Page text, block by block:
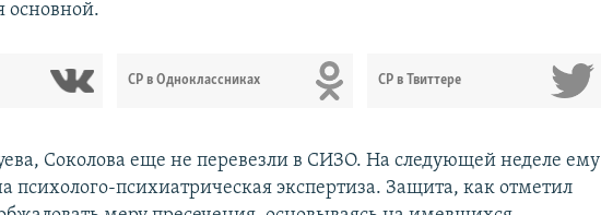
основной.
СР в Одноклассниках СР в Твиттере
Соколова еще не перевезли в СИЗО. На следующей неделе ему
психолого-психиатрическая экспертиза. Защита, как отметил